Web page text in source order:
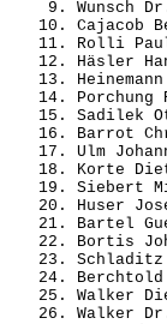
9. Wunsch
10. Cajacob
11. Rolli
12. Häsler
13.
14. Porchung
15. Sadilek
16. Barrot
17. Ulm
18. Korte
19. Siebert
20. Huser
21. Bartel
22. Bortis
23.
24.
25. Walker
26. Walker